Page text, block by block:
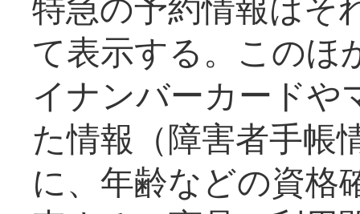
て表示する。このほ
イナンバーカードや
た情報（障害者手帳
に、年齢などの資格